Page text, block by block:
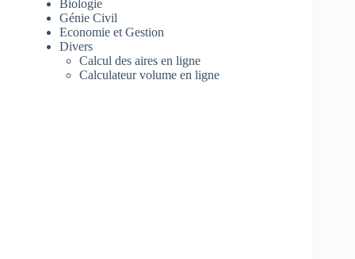
Biologie
Génie Civil
Economie et Gestion
Divers
Calcul des aires en ligne
Calculateur volume en ligne